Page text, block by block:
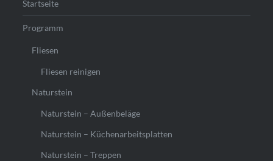
Startseite
Programm
Fliesen
Fliesen reinigen
Naturstein
Naturstein – Außenbeläge
Naturstein – Küchenarbeitsplatten
Naturstein – Treppen